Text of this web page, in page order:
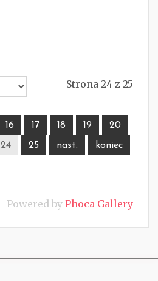
Strona 24 z 25
16 17 18 19 20
24 25 nast. koniec
Powered by Phoca Gallery